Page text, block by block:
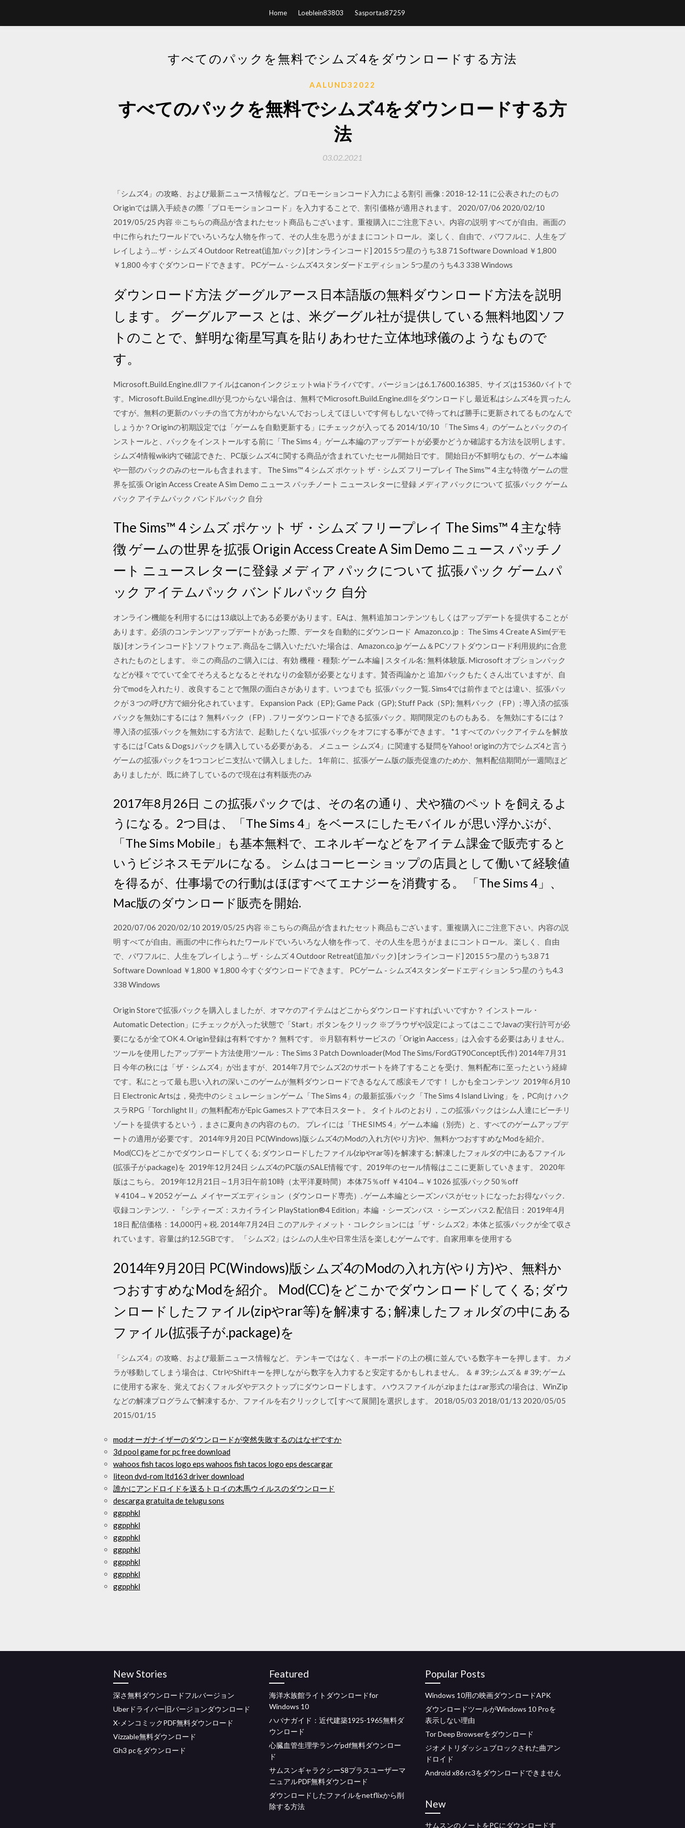
Home Loeblein83803 Sasportas87259
すべてのパックを無料でシムズ4をダウンロードする方法
AALUND32022
すべてのパックを無料でシムズ4をダウンロードする方
法
03.02.2021
「シムズ4」の攻略、および最新ニュース情報など。プロモーションコード入力による割引 画像 : 2018-12-11 に公表されたのもの
Originでは購入手続きの際「プロモーションコード」を入力することで、割引価格が適用されます。 2020/07/06 2020/02/10
2019/05/25 内容 ※こちらの商品が含まれたセット商品もございます。重複購入にご注意下さい。内容の説明 すべてが自由。画面の
中に作られたワールドでいろいろな人物を作って、その人生を思うがままにコントロール。 楽しく、自由で、パワフルに、人生をプ
レイしよう… ザ・シムズ 4 Outdoor Retreat(追加パック) [オンラインコード] 2015 5つ星のうち3.8 71 Software Download ￥1,800
￥1,800 今すぐダウンロードできます。 PCゲーム - シムズ4スタンダードエディション 5つ星のうち4.3 338 Windows
ダウンロード方法 グーグルアース日本語版の無料ダウンロード方法を説明
します。 グーグルアース とは、米グーグル社が提供している無料地図ソフ
トのことで、鮮明な衛星写真を貼りあわせた立体地球儀のようなもので
す。
Microsoft.Build.Engine.dllファイルはcanonインクジェットwiaドライバです。バージョンは6.1.7600.16385、サイズは15360バイトで
す。Microsoft.Build.Engine.dllが見つからない場合は、無料でMicrosoft.Build.Engine.dllをダウンロードし 最近私はシムズ4を買ったん
ですが。無料の更新のパッチの当て方がわからないんでおっしえてほしいです何もしないで待ってれば勝手に更新されてるものなんで
しょうか？Originの初期設定では「ゲームを自動更新する」にチェックが入ってる 2014/10/10 「The Sims 4」のゲームとパックのイ
ンストールと、パックをインストールする前に「The Sims 4」ゲーム本編のアップデートが必要かどうか確認する方法を説明します。
シムズ4情報wiki内で確認できた、PC版シムズ4に関する商品が含まれていたセール開始日です。 開始日が不鮮明なもの、ゲーム本編
や一部のパックのみのセールも含まれます。 The Sims™ 4 シムズ ポケット ザ・シムズ フリープレイ The Sims™ 4 主な特徴 ゲームの世
界を拡張 Origin Access Create A Sim Demo ニュース パッチノート ニュースレターに登録 メディア パックについて 拡張パック ゲーム
パック アイテムパック バンドルパック 自分
The Sims™ 4 シムズ ポケット ザ・シムズ フリープレイ The Sims™ 4 主な特
徴 ゲームの世界を拡張 Origin Access Create A Sim Demo ニュース パッチノ
ート ニュースレターに登録 メディア パックについて 拡張パック ゲームパ
ック アイテムパック バンドルパック 自分
オンライン機能を利用するには13歳以上である必要があります。EAは、無料追加コンテンツもしくはアップデートを提供することが
あります。必須のコンテンツアップデートがあった際、データを自動的にダウンロード Amazon.co.jp： The Sims 4 Create A Sim(デモ
版) [オンラインコード]: ソフトウェア. 商品をご購入いただいた場合は、Amazon.co.jp ゲーム＆PCソフトダウンロード利用規約に合意
されたものとします。 ※この商品のご購入には、有効 機種・種類: ゲーム本編 | スタイル名: 無料体験版. Microsoft オプションパック
などが様々でていて全てそろえるとなるとそれなりの金額が必要となります。賛否両論かと 追加パックもたくさん出ていますが、自
分でmodを入れたり、改良することで無限の面白さがあります。いつまでも 拡張パック一覧. Sims4では前作までとは違い、拡張パッ
クが３つの呼び方で細分化されています。 Expansion Pack（EP); Game Pack（GP); Stuff Pack（SP); 無料パック（FP）; 導入済の拡張
パックを無効にするには？ 無料パック（FP）. フリーダウンロードできる拡張パック。期間限定のものもある。 を無効にするには？
導入済の拡張パックを無効にする方法で、起動したくない拡張パックをオフにする事ができます。 *1 すべてのパックアイテムを解放
するには｢Cats & Dogs｣パックを購入している必要がある。 メニュー シムズ4」に関連する疑問をYahoo! originの方でシムズ4と言う
ゲームの拡張パックを1つコンビニ支払いで購入しました。 1年前に、拡張ゲーム版の販売促進のためか、無料配信期間が一週間ほど
ありましたが、既に終了しているので現在は有料販売のみ
2017年8月26日 この拡張パックでは、その名の通り、犬や猫のペットを飼えるよ
うになる。2つ目は、「The Sims 4」をベースにしたモバイル が思い浮かぶが、
「The Sims Mobile」も基本無料で、エネルギーなどをアイテム課金で販売すると
いうビジネスモデルになる。 シムはコーヒーショップの店員として働いて経験値
を得るが、仕事場での行動はほぼすべてエナジーを消費する。 「The Sims 4」、
Mac版のダウンロード販売を開始.
2020/07/06 2020/02/10 2019/05/25 内容 ※こちらの商品が含まれたセット商品もございます。重複購入にご注意下さい。内容の説
明 すべてが自由。画面の中に作られたワールドでいろいろな人物を作って、その人生を思うがままにコントロール。 楽しく、自由
で、パワフルに、人生をプレイしよう… ザ・シムズ 4 Outdoor Retreat(追加パック) [オンラインコード] 2015 5つ星のうち3.8 71
Software Download ￥1,800 ￥1,800 今すぐダウンロードできます。 PCゲーム - シムズ4スタンダードエディション 5つ星のうち4.3
338 Windows
Origin Storeで拡張パックを購入しましたが、オマケのアイテムはどこからダウンロードすればいいですか？ インストール・
Automatic Detection」にチェックが入った状態で「Start」ボタンをクリック ※ブラウザや設定によってはここでJavaの実行許可が必
要になるが全てOK 4. Origin登録は有料ですか？ 無料です。 ※月額有料サービスの「Origin Aaccess」は入会する必要はありません。
ツールを使用したアップデート方法使用ツール：The Sims 3 Patch Downloader(Mod The Sims/FordGT90Concept氏作) 2014年7月31
日 今年の秋には「ザ・シムズ4」が出ますが、2014年7月でシムズ2のサポートを終了することを受け、無料配布に至ったという経緯
です。私にとって最も思い入れの深いこのゲームが無料ダウンロードできるなんて感涙モノです！ しかも全コンテンツ 2019年6月10
日 Electronic Artsは，発売中のシミュレーションゲーム「The Sims 4」の最新拡張パック「The Sims 4 Island Living」を，PC向け ハク
スラRPG「Torchlight II」の無料配布がEpic Gamesストアで本日スタート。 タイトルのとおり，この拡張パックはシム人達にビーチリ
ゾートを提供するという，まさに夏向きの内容のもの。 プレイには「THE SIMS 4」ゲーム本編（別売）と、すべてのゲームアップデ
ートの適用が必要です。 2014年9月20日 PC(Windows)版シムズ4のModの入れ方(やり方)や、無料かつおすすめなModを紹介。
Mod(CC)をどこかでダウンロードしてくる; ダウンロードしたファイル(zipやrar等)を解凍する; 解凍したフォルダの中にあるファイル
(拡張子が.package)を 2019年12月24日 シムズ4のPC版のSALE情報です。2019年のセール情報はここに更新していきます。 2020年
版はこちら。 2019年12月21日～1月3日午前10時（太平洋夏時間） 本体75％off ￥4104→￥1026 拡張パック50％off
￥4104→￥2052 ゲーム メイヤーズエディション（ダウンロード専売）. ゲーム本編とシーズンパスがセットになったお得なパック.
収録コンテンツ. ・『シティーズ：スカイライン PlayStation®4 Edition』本編 ・シーズンパス ・シーズンパス2. 配信日：2019年4月
18日 配信価格：14,000円＋税. 2014年7月24日 このアルティメット・コレクションには「ザ・シムズ2」本体と拡張パックが全て収さ
れています。容量は約12.5GBです。 「シムズ2」はシムの人生や日常生活を楽しむゲームです。自家用車を使用する
2014年9月20日 PC(Windows)版シムズ4のModの入れ方(やり方)や、無料か
つおすすめなModを紹介。 Mod(CC)をどこかでダウンロードしてくる; ダウ
ンロードしたファイル(zipやrar等)を解凍する; 解凍したフォルダの中にある
ファイル(拡張子が.package)を
「シムズ4」の攻略、および最新ニュース情報など。 テンキーではなく、キーボードの上の横に並んでいる数字キーを押します。 カメ
ラが移動してしまう場合は、CtrlやShiftキーを押しながら数字を入力すると安定するかもしれません。 ＆＃39;シムズ＆＃39; ゲーム
に使用する家を、覚えておくフォルダやデスクトップにダウンロードします。 ハウスファイルが.zipまたは.rar形式の場合は、WinZip
などの解凍プログラムで解凍するか、ファイルを右クリックして[ すべて展開]を選択します。 2018/05/03 2018/01/13 2020/05/05
2015/01/15
modオーガナイザーのダウンロードが突然失敗するのはなぜですか
3d pool game for pc free download
wahoos fish tacos logo eps wahoos fish tacos logo eps descargar
liteon dvd-rom ltd163 driver download
誰かにアンドロイドを送るトロイの木馬ウイルスのダウンロード
descarga gratuita de telugu sons
ggpphkl
ggpphkl
ggpphkl
ggpphkl
ggpphkl
ggpphkl
ggpphkl
New Stories
深さ無料ダウンロードフルバージョン
Uberドライバー旧バージョンダウンロード
X-メンコミックPDF無料ダウンロード
Vizzable無料ダウンロード
Gh3 pcをダウンロード
Featured
海洋水族館ライトダウンロードfor
Windows 10
ハバナガイド：近代建築1925-1965無料ダ
ウンロード
心臓血管生理学ランゲpdf無料ダウンロー
ド
サムスンギャラクシーS8プラスユーザーマ
ニュアルPDF無料ダウンロード
ダウンロードしたファイルをnetflixから削
除する方法
Popular Posts
Windows 10用の映画ダウンロードAPK
ダウンロードツールがWindows 10 Proを
表示しない理由
Tor Deep Browserをダウンロード
ジオメトリダッシュブロックされた曲アン
ドロイド
Android x86 rc3をダウンロードできません
New
サムスンのノートをPCにダウンロードす